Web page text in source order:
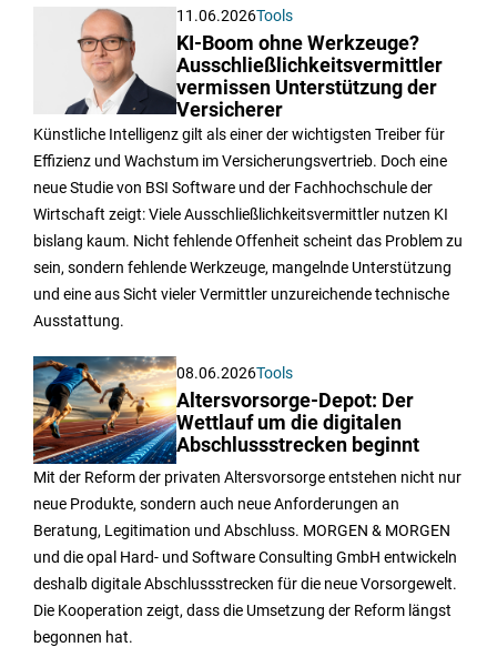
11.06.2026Tools
KI-Boom ohne Werkzeuge?
Ausschließlichkeitsvermittler
vermissen Unterstützung der
Versicherer
Künstliche Intelligenz gilt als einer der wichtigsten Treiber für
Effizienz und Wachstum im Versicherungsvertrieb. Doch eine
neue Studie von BSI Software und der Fachhochschule der
Wirtschaft zeigt: Viele Ausschließlichkeitsvermittler nutzen KI
bislang kaum. Nicht fehlende Offenheit scheint das Problem zu
sein, sondern fehlende Werkzeuge, mangelnde Unterstützung
und eine aus Sicht vieler Vermittler unzureichende technische
Ausstattung.
08.06.2026Tools
Altersvorsorge-Depot: Der
Wettlauf um die digitalen
Abschlussstrecken beginnt
Mit der Reform der privaten Altersvorsorge entstehen nicht nur
neue Produkte, sondern auch neue Anforderungen an
Beratung, Legitimation und Abschluss. MORGEN & MORGEN
und die opal Hard- und Software Consulting GmbH entwickeln
deshalb digitale Abschlussstrecken für die neue Vorsorgewelt.
Die Kooperation zeigt, dass die Umsetzung der Reform längst
begonnen hat.